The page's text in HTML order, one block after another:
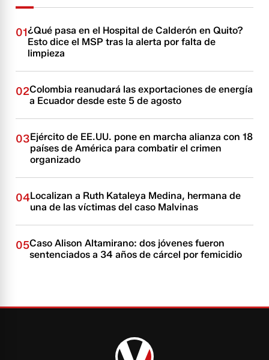
01¿Qué pasa en el Hospital de Calderón en Quito?
Esto dice el MSP tras la alerta por falta de
limpieza
02Colombia reanudará las exportaciones de energía
a Ecuador desde este 5 de agosto
03Ejército de EE.UU. pone en marcha alianza con 18
países de América para combatir el crimen
organizado
04Localizan a Ruth Kataleya Medina, hermana de
una de las víctimas del caso Malvinas
05Caso Alison Altamirano: dos jóvenes fueron
sentenciados a 34 años de cárcel por femicidio